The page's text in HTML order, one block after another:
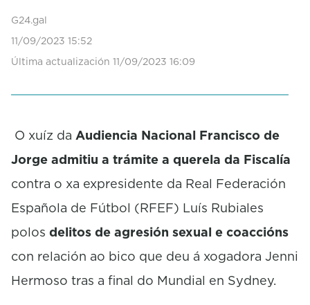
d
o
0
e
n
s
G24.gal
11/09/2023 15:52
Última actualización 11/09/2023 16:09
O xuíz da Audiencia Nacional Francisco de
Jorge admitiu a trámite a querela da Fiscalía
contra o xa expresidente da Real Federación
Española de Fútbol (RFEF) Luís Rubiales
polos delitos de agresión sexual e coaccións
con relación ao bico que deu á xogadora Jenni
Hermoso tras a final do Mundial en Sydney.